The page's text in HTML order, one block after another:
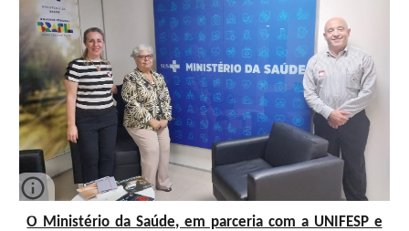
O Ministério da Saúde, em parceria com a UNIFESP e